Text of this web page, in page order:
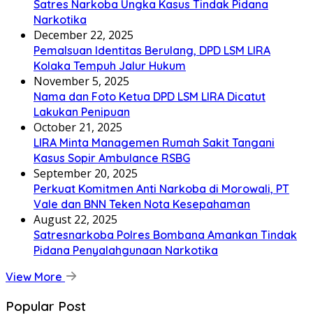
Satres Narkoba Ungka Kasus Tindak Pidana
Narkotika
December 22, 2025
Pemalsuan Identitas Berulang, DPD LSM LIRA
Kolaka Tempuh Jalur Hukum
November 5, 2025
Nama dan Foto Ketua DPD LSM LIRA Dicatut
Lakukan Penipuan
October 21, 2025
LIRA Minta Managemen Rumah Sakit Tangani
Kasus Sopir Ambulance RSBG
September 20, 2025
Perkuat Komitmen Anti Narkoba di Morowali, PT
Vale dan BNN Teken Nota Kesepahaman
August 22, 2025
Satresnarkoba Polres Bombana Amankan Tindak
Pidana Penyalahgunaan Narkotika
View More
Popular Post